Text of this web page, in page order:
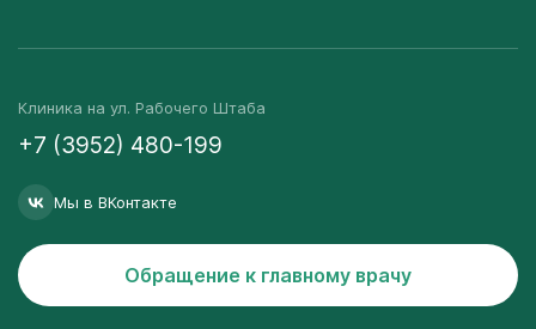
Клиника на ул. Рабочего Штаба
+7 (3952) 480-199
Мы в ВКонтакте
Обращение к главному врачу